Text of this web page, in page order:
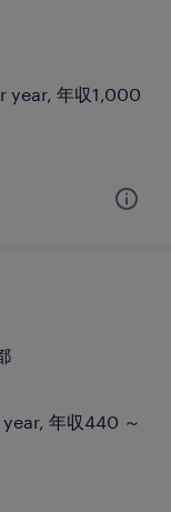
year, 年収1,000
年収440 ～